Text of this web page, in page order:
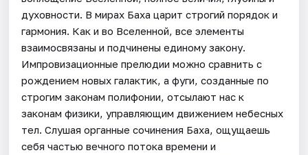
духовности. В мирах Баха царит строгий порядок и
гармония. Как и во Вселенной, все элементы
взаимосвязаны и подчинены единому закону.
Импровизационные прелюдии можно сравнить с
рождением новых галактик, а фуги, созданные по
строгим законам полифонии, отсылают нас к
законам физики, управляющим движением небесных
тел. Слушая органные сочинения Баха, ощущаешь
себя частью вечного потока времени и